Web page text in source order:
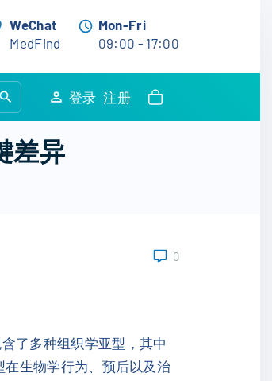
WeChat
MedFind
Mon-Fri
09:00 - 17:00
e
r
登录 注册
差异
0
了多种组织学亚型，其中
在生物学行为、预后以及治